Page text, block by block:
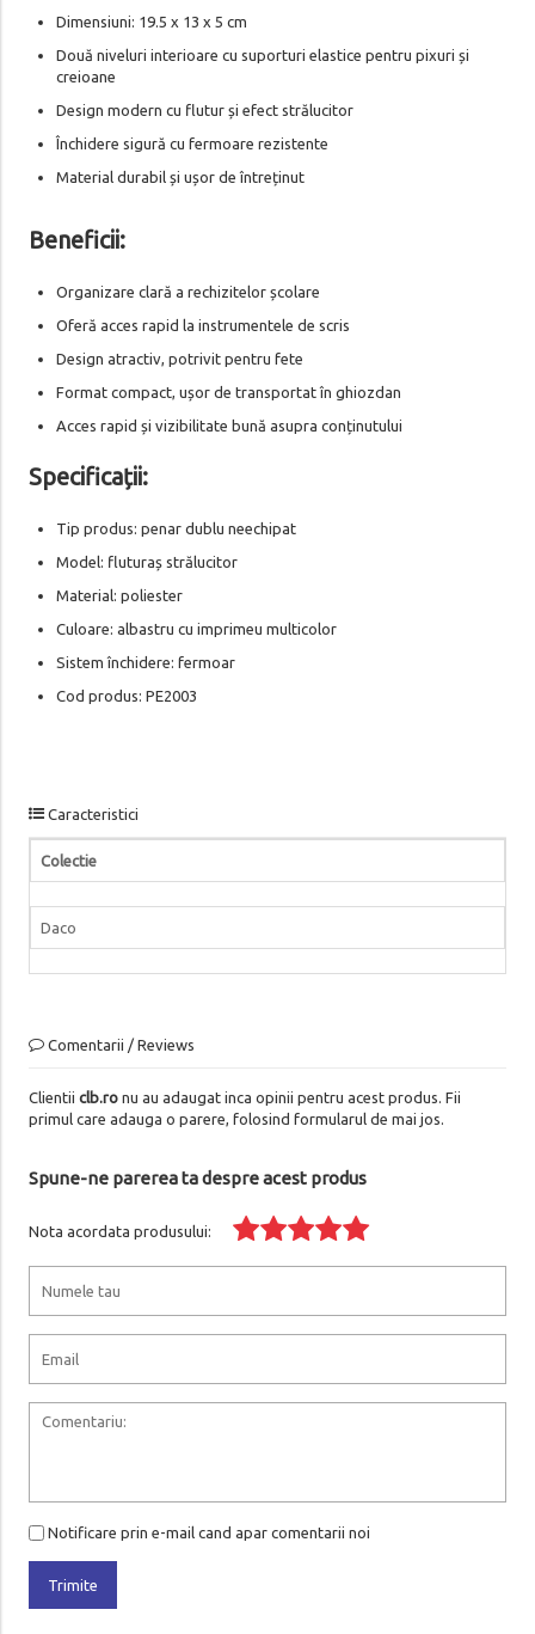
Dimensiuni: 19.5 x 13 x 5 cm
Două niveluri interioare cu suporturi elastice pentru pixuri și
creioane
Design modern cu flutur și efect strălucitor
Închidere sigură cu fermoare rezistente
Material durabil și ușor de întreținut
Beneficii:
Organizare clară a rechizitelor școlare
Oferă acces rapid la instrumentele de scris
Design atractiv, potrivit pentru fete
Format compact, ușor de transportat în ghiozdan
Acces rapid și vizibilitate bună asupra conținutului
Specificații:
Tip produs: penar dublu neechipat
Model: fluturaș strălucitor
Material: poliester
Culoare: albastru cu imprimeu multicolor
Sistem închidere: fermoar
Cod produs: PE2003
Caracteristici
Colectie
Daco
Comentarii / Reviews
Clientii clb.ronu au adaugat inca opinii pentru acest produs. Fii
primul care adauga o parere, folosind formularul de mai jos.
Spune-ne parerea ta despre acest produs
Nota acordata produsului:
Notificare prin e-mail cand apar comentarii noi
Trimite